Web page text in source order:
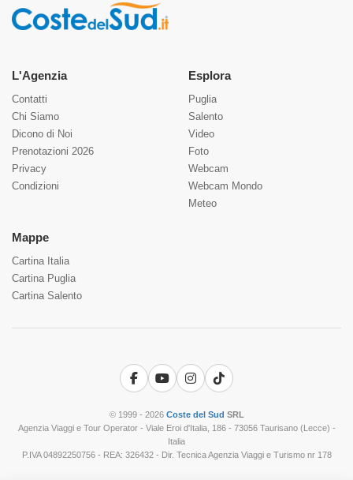
L'Agenzia
Contatti
Chi Siamo
Dicono di Noi
Prenotazioni 2026
Privacy
Condizioni
Esplora
Puglia
Salento
Video
Foto
Webcam
Webcam Mondo
Meteo
Mappe
Cartina Italia
Cartina Puglia
Cartina Salento
Facebook
YouTubeInstagram
TikTok
© 1999 - 2026 Coste del Sud SRL
Agenzia Viaggi e Tour Operator - Viale Eroi d'Italia, 186 - 73056 Taurisano (Lecce) -
Italia
P.IVA 04892250756 - REA: 326432 - Dir. Tecnica Agenzia Viaggi e Turismo nr 178